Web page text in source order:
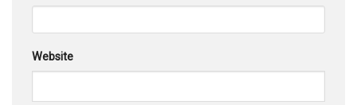
Website